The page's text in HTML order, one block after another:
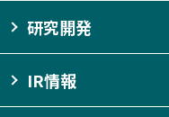
研究開発
IR情報